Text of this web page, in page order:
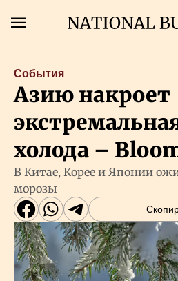
Главная
Экономика
Рынки
Технологии
События
Азию накроет
холода –
В Китае, Корее и Японии
морозы